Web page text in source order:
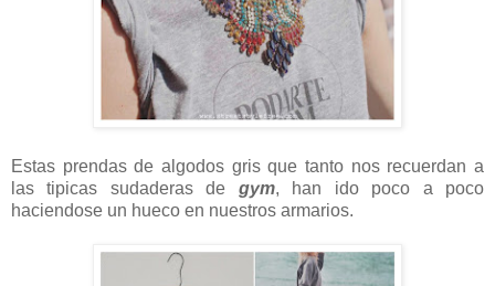
Estas prendas de algodos gris que tanto nos recuerdan a
las tipicas sudaderas de gym, han ido poco a poco
haciendose un hueco en nuestros armarios.